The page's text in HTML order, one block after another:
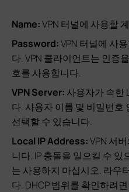
Name:VPN 터널에 사용할
Password:VPN 터널에 사
다. VPN 클라이언트는 인증
호를 사용합니다.
VPN Server: 사용자가 속한
다. 사용자 이름 및 비밀번
선택할 수 있습니다.
Local IP Address:VPN 서
니다. IP 충돌을 일으킬 수 있
는 사용하지 마십시오. 라우
다. DHCP 범위를 확인하려